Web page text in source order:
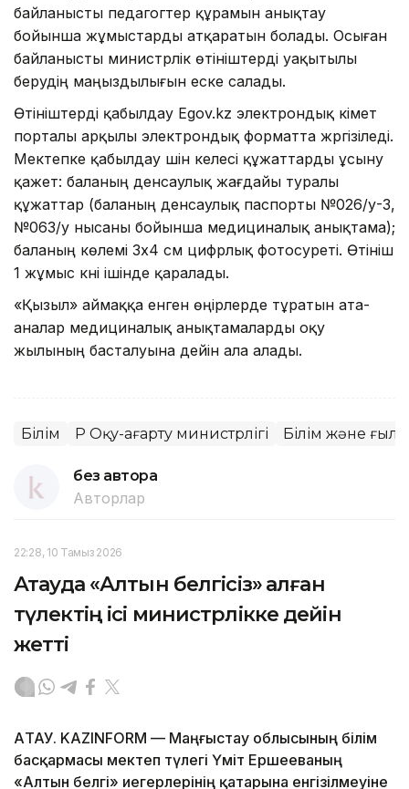
байланысты педагогтер құрамын анықтау
бойынша жұмыстарды атқаратын болады. Осыған
байланысты министрлік өтініштерді уақытылы
берудің маңыздылығын еске салады.
Өтініштерді қабылдау Еgov.kz электрондық үкімет
порталы арқылы электрондық форматта жүргізіледі.
Мектепке қабылдау үшін келесі құжаттарды ұсыну
қажет: баланың денсаулық жағдайы туралы
құжаттар (баланың денсаулық паспорты №026/у-3,
№063/у нысаны бойынша медициналық анықтама);
баланың көлемі 3х4 см цифрлық фотосуреті. Өтініш
1 жұмыс күні ішінде қаралады.
«Қызыл» аймаққа енген өңірлерде тұратын ата-
аналар медициналық анықтамаларды оқу
жылының басталуына дейін ала алады.
Білім ҚР Оқу-ағарту министрлігі Білім және
без автора
Авторлар
22:28, 10 Тамыз 2026
Ақтауда «Алтын белгісіз» қалған
түлектің ісі министрлікке дейін
жетті
АҚТАУ. KAZINFORM — Маңғыстау облысының білім
басқармасы мектеп түлегі Үміт Ершееваның
«Алтын белгі» иегерлерінің қатарына енгізілмеуіне